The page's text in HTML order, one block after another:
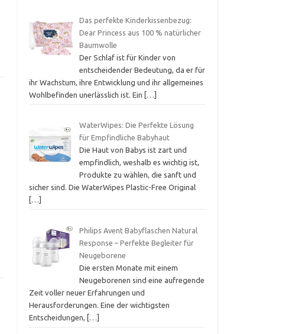
Das perfekte Kinderkissenbezug:
Dear Princess aus 100 % natürlicher
Baumwolle
Der Schlaf ist für Kinder von
entscheidender Bedeutung, da er für
ihr Wachstum, ihre Entwicklung und ihr allgemeines
Wohlbefinden unerlässlich ist. Ein […]
WaterWipes: Die Perfekte Lösung
für Empfindliche Babyhaut
Die Haut von Babys ist zart und
empfindlich, weshalb es wichtig ist,
Produkte zu wählen, die sanft und
sicher sind. Die WaterWipes Plastic-Free Original
[…]
Philips Avent Babyflaschen Natural
Response – Perfekte Begleiter für
Neugeborene
Die ersten Monate mit einem
Neugeborenen sind eine aufregende
Zeit voller neuer Erfahrungen und
Herausforderungen. Eine der wichtigsten
Entscheidungen,
[…]